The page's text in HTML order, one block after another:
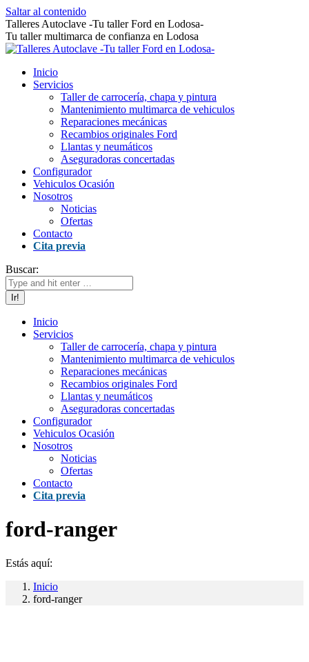
Saltar al contenido
Talleres Autoclave -Tu taller Ford en Lodosa-
Tu taller multimarca de confianza en Lodosa
Inicio
Servicios
Taller de carrocería, chapa y pintura
Mantenimiento multimarca de vehiculos
Reparaciones mecánicas
Recambios originales Ford
Llantas y neumáticos
Aseguradoras concertadas
Configurador
Vehiculos Ocasión
Nosotros
Noticias
Ofertas
Contacto
Cita previa
Buscar:
Inicio
Servicios
Taller de carrocería, chapa y pintura
Mantenimiento multimarca de vehiculos
Reparaciones mecánicas
Recambios originales Ford
Llantas y neumáticos
Aseguradoras concertadas
Configurador
Vehiculos Ocasión
Nosotros
Noticias
Ofertas
Contacto
Cita previa
ford-ranger
Estás aquí:
Inicio
ford-ranger